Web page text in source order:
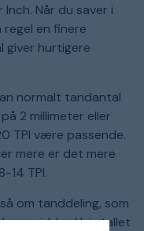
Når du saver i
en finere
giver hurtigere
normalt tandantal
2 millimeter eller
TPI være passende.
mere er det mere
14 TPI.
om tanddeling, som
sidder. Hvis tallet